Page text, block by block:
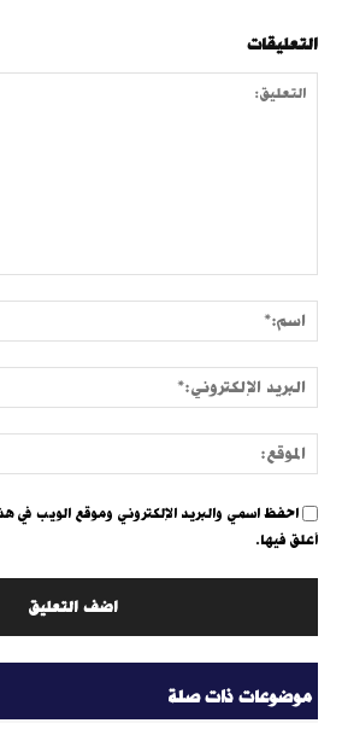
التعليقات
احفظ اسمي والبريد الإلكتروني وموقع الويب في
أعلق فيها.
موضوعات ذات صلة